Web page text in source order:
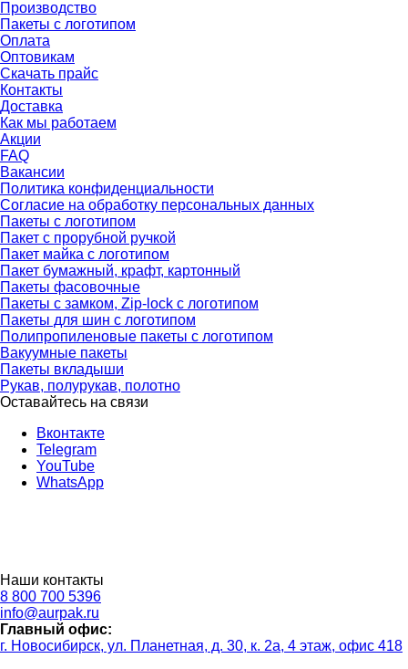
Производство
Пакеты с логотипом
Оплата
Оптовикам
Скачать прайс
Контакты
Доставка
Как мы работаем
Акции
FAQ
Вакансии
Политика конфиденциальности
Согласие на обработку персональных данных
Пакеты с логотипом
Пакет с прорубной ручкой
Пакет майка с логотипом
Пакет бумажный, крафт, картонный
Пакеты фасовочные
Пакеты с замком, Zip-lock с логотипом
Пакеты для шин с логотипом
Полипропиленовые пакеты с логотипом
Вакуумные пакеты
Пакеты вкладыши
Рукав, полурукав, полотно
Оставайтесь на связи
Вконтакте
Telegram
YouTube
WhatsApp
Наши контакты
8 800 700 5396
info@aurpak.ru
Главный офис:
г. Новосибирск, ул. Планетная, д. 30, к. 2а, 4 этаж, офис 418